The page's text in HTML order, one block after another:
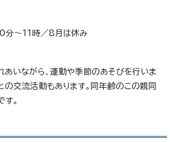
分～11時／8月は休み
あいながら、運動や季節のあそびを行いま
の交流活動もあります。同年齢のこの親同
。